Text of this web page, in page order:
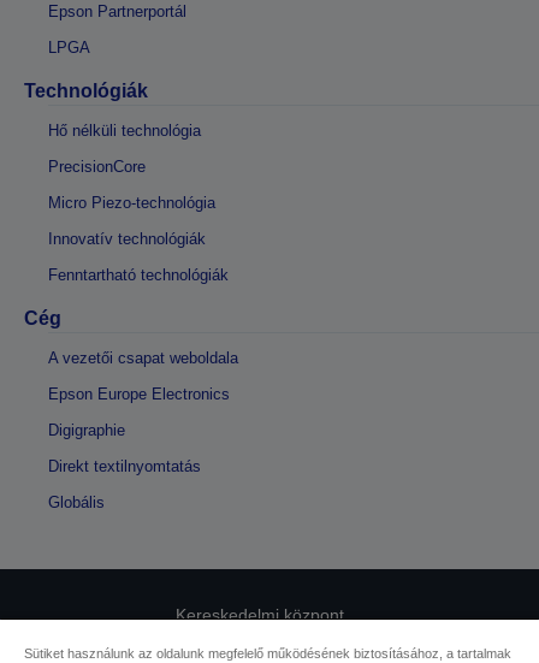
Epson Partnerportál
LPGA
Technológiák
Hő nélküli technológia
PrecisionCore
Micro Piezo-technológia
Innovatív technológiák
Fenntartható technológiák
Cég
A vezetői csapat weboldala
Epson Europe Electronics
Digigraphie
Direkt textilnyomtatás
Globális
Kereskedelmi központ
Sütiket használunk az oldalunk megfelelő működésének biztosításához, a tartalmak